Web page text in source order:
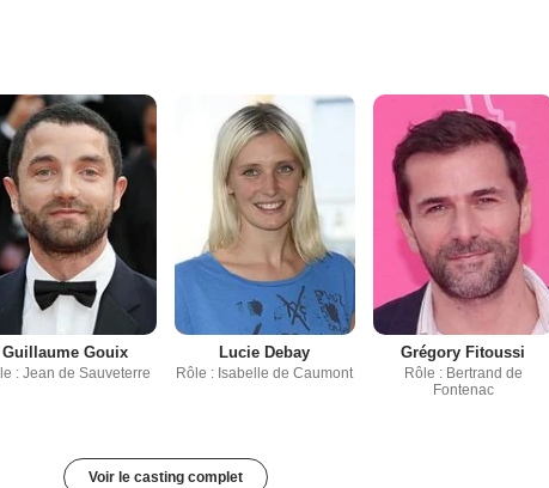
Guillaume Gouix
: Jean de Sauveterre
Lucie Debay
Rôle : Isabelle de Caumont
Grégory Fitoussi
Rôle : Bertrand de
Fontenac
Voir le casting complet